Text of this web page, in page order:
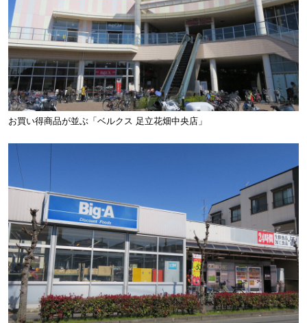
お買い得商品が並ぶ「ベルクス 足立花畑中央店」